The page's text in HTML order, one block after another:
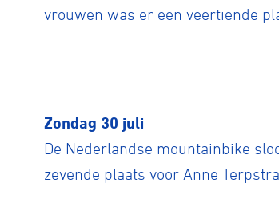
vrouwen was er een veertiende
Zondag 30 juli
De Nederlandse mountainbike
zevende plaats voor Anne